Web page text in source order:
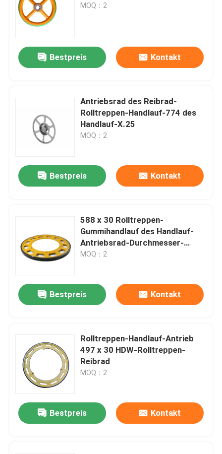
Über uns
Qualitätskontrolle
Nachrichten
Fordern Sie ein Angebot an
Beweglicher Weg-Rolltreppe
Rolltreppen-Schritt-Kette
Rolltreppen-Schritt
Rolltreppen-Handlauf
Rolltreppen-Motor
Rolltreppen-Kettenrad
MOQ：2
Bestpreis Kontakt
Antriebsrad des Reibrad-
Rolltreppen-Handlauf-774 des
Handlauf-X.25
MOQ：2
Bestpreis Kontakt
588 x 30 Rolltreppen-
Gummihandlauf des Handlauf-
Antriebsrad-Durchmesser-
456mm
MOQ：2
Bestpreis Kontakt
Rolltreppen-Handlauf-Antrieb
497 x 30 HDW-Rolltreppen-
Reibrad
MOQ：2
Bestpreis Kontakt